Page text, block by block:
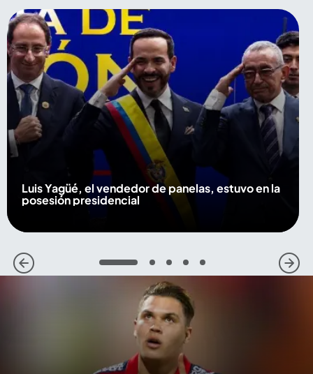
Luis Yagüé, el vendedor de panelas, estuvo en la
posesión presidencial
1 2 3 4 5